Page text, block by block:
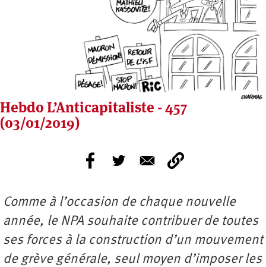
Hebdo L’Anticapitaliste - 457
(03/01/2019)
Comme à l’occasion de chaque nouvelle
année, le NPA souhaite contribuer de toutes
ses forces à la construction d’un mouvement
de grève générale, seul moyen d’imposer les